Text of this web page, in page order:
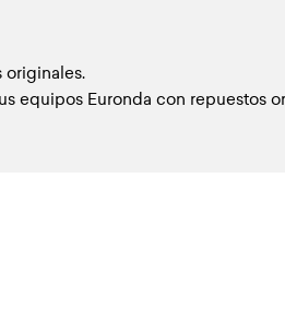
originales.
equipos Euronda con repuestos